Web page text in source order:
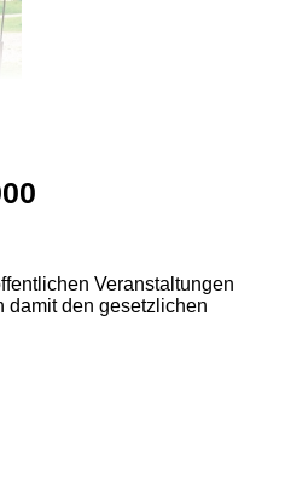
Veranstaltungen
damit den gesetzlichen